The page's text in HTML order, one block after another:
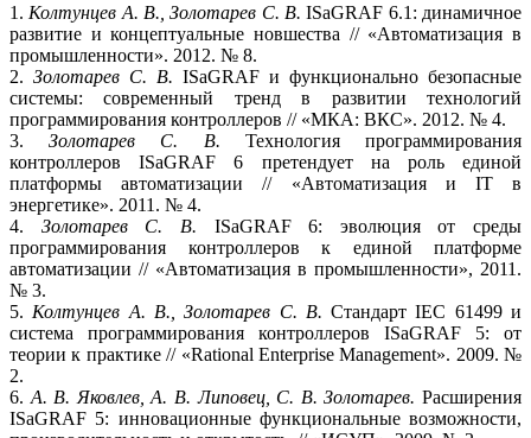
1. Колтунцев А. В., Золотарев С. В.ISaGRAF 6.1: динамичное
развитие и концептуальные новшества // «Автоматизация в
промышленности». 2012. № 8.
2. Золотарев С. В. ISaGRAF и функ­ционально безопасные
системы: современный тренд в развитии технологий
программирования контроллеров // «МКА: ВКС». 2012. № 4.
3.Золотарев С. В. Технология программирования
контроллеров ISaGRAF 6 претендует на роль единой
платформы автоматизации // «Автоматизация и IT в
энергетике». 2011. № 4.
4. Золотарев С. В. ISaGRAF 6: эволюция от среды
программирования контроллеров к единой платформе
автоматизации // «Автоматизация в промышленности», 2011.
№ 3.
5. Колтунцев А. В., Золотарев С. В. Стандарт IEC 61499 и
система программирования контроллеров ISaGRAF 5: от
теории к практике // «Rational Enterprise Management». 2009. №
2.
6. А. В. Яковлев, А. В. Липовец, С. В. Золотарев.Расширения
ISaGRAF 5: инновационные функциональные возможности,